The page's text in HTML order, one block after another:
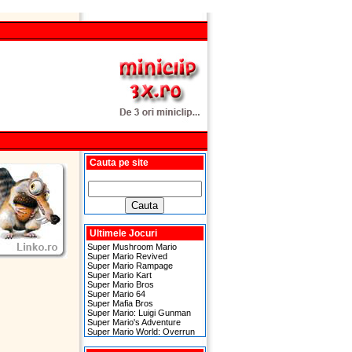
Cauta pe site
Ultimele Jocuri
Super Mushroom Mario
Super Mario Revived
Super Mario Rampage
Super Mario Kart
Super Mario Bros
Super Mario 64
Super Mafia Bros
Super Mario: Luigi Gunman
Super Mario's Adventure
Super Mario World: Overrun